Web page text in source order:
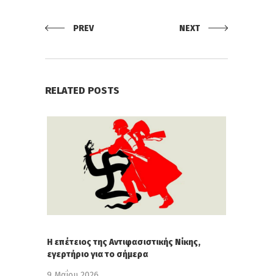
PREV NEXT
RELATED POSTS
Η επέτειος της Αντιφασιστικής Νίκης,
εγερτήριο για το σήμερα